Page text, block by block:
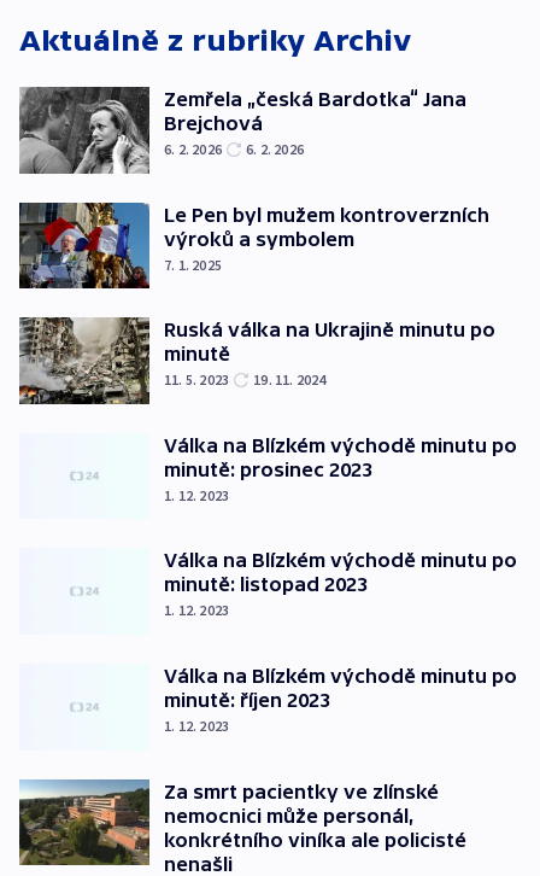
Aktuálně z rubriky Archiv
Zemřela „česká Bardotka“ Jana
Brejchová
6. 2. 2026 6. 2. 2026
Le Pen byl mužem kontroverzních
výroků a symbolem
7. 1. 2025
Ruská válka na Ukrajině minutu po
minutě
11. 5. 2023 19. 11. 2024
Válka na Blízkém východě minutu po
minutě: prosinec 2023
1. 12. 2023
Válka na Blízkém východě minutu po
minutě: listopad 2023
1. 12. 2023
Válka na Blízkém východě minutu po
minutě: říjen 2023
1. 12. 2023
Za smrt pacientky ve zlínské
nemocnici může personál,
konkrétního viníka ale policisté
nenašli